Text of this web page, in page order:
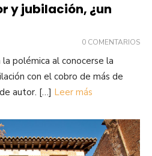
y jubilación, ¿un
0 COMENTARIOS
polémica al conocerse la
con el cobro de más de
autor. […] Leer más